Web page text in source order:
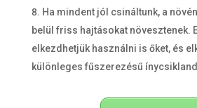
Ha mindent jól csináltunk, a
belül friss hajtásokat növesztenek.
elkezdhetjük használni is őket, és
különleges fűszerezésű